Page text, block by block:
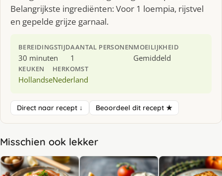
Belangrijkste ingrediënten: Voor 1 loempia, rijstvel
en gepelde grijze garnaal.
BEREIDINGSTIJD
30 minuten
AANTAL PERSONEN
1
MOEILIJKHEID
Gemiddeld
KEUKEN
Hollandse
HERKOMST
Nederland
Direct naar recept ↓ Beoordeel dit recept ★
Misschien ook lekker